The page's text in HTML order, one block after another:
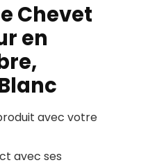
Chevet
en
avec votre
avec ses